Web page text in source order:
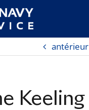
antérieur
Keeling